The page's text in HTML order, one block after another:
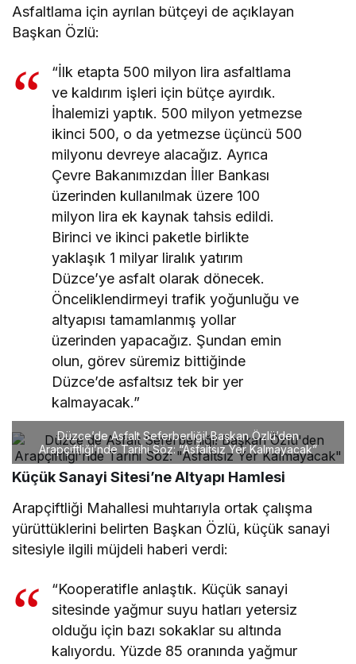
Asfaltlama için ayrılan bütçeyi de açıklayan
Başkan Özlü:
“İlk etapta 500 milyon lira asfaltlama
ve kaldırım işleri için bütçe ayırdık.
İhalemizi yaptık. 500 milyon yetmezse
ikinci 500, o da yetmezse üçüncü 500
milyonu devreye alacağız. Ayrıca
Çevre Bakanımızdan İller Bankası
üzerinden kullanılmak üzere 100
milyon lira ek kaynak tahsis edildi.
Birinci ve ikinci paketle birlikte
yaklaşık 1 milyar liralık yatırım
Düzce’ye asfalt olarak dönecek.
Önceliklendirmeyi trafik yoğunluğu ve
altyapısı tamamlanmış yollar
üzerinden yapacağız. Şundan emin
olun, görev süremiz bittiğinde
Düzce’de asfaltsız tek bir yer
kalmayacak.”
Düzce’de Asfalt Seferberliği! Başkan Özlü’den
Arapçiftliği’nde Tarihi Söz: “Asfaltsız Yer Kalmayacak”
Küçük Sanayi Sitesi’ne Altyapı Hamlesi
Arapçiftliği Mahallesi muhtarıyla ortak çalışma
yürüttüklerini belirten Başkan Özlü, küçük sanayi
sitesiyle ilgili müjdeli haberi verdi:
“Kooperatifle anlaştık. Küçük sanayi
sitesinde yağmur suyu hatları yetersiz
olduğu için bazı sokaklar su altında
kalıyordu. Yüzde 85 oranında yağmur